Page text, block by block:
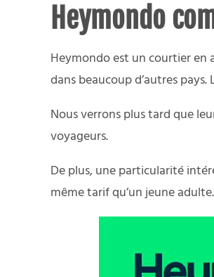
Heymondo
Heymondo est un courtier en
dans beaucoup d’autres
Nous verrons plus tard que
voyageurs.
De plus, une particularité
même tarif qu’un jeune adulte.